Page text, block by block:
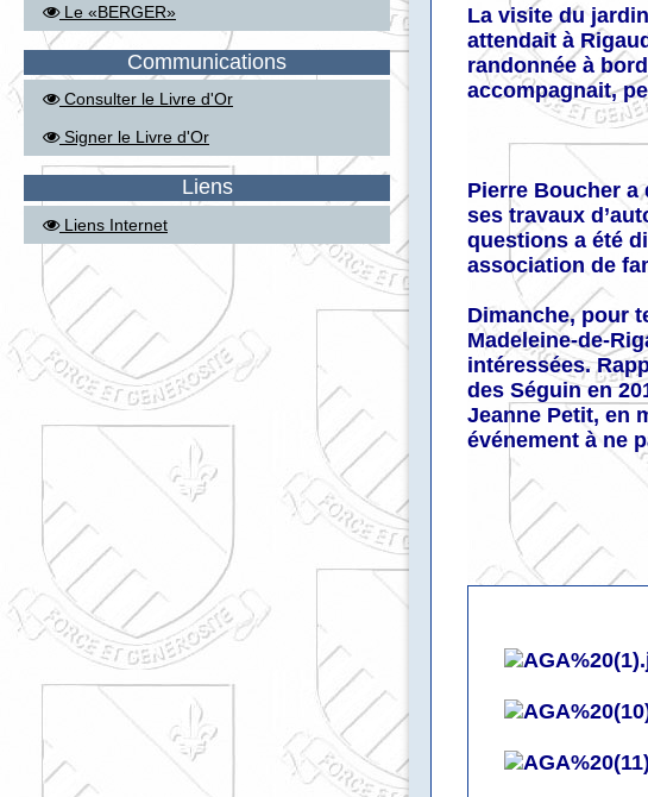
Le «BERGER»
Communications
Consulter le Livre d'Or
Signer le Livre d'Or
Liens
Liens Internet
La visite du
attendait à
randonnée à
accompagnait,
Pierre Boucher a
ses travaux
questions a été
association de
Dimanche, pour
Madeleine-de-
intéressées.
des Séguin en
Jeanne Petit, en
événement à ne